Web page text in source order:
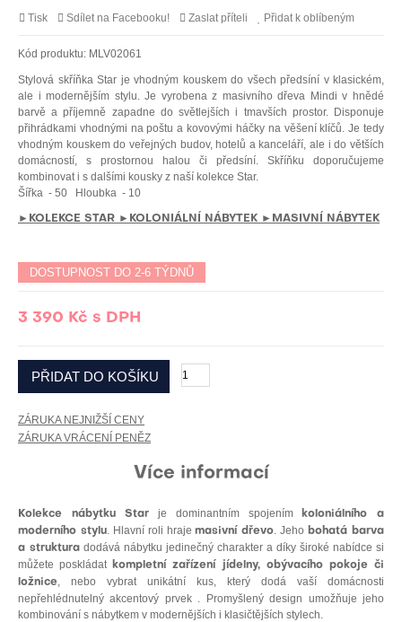
Tisk Sdílet na Facebooku! Zaslat příteli Přidat k oblíbeným
Kód produktu: MLV02061
Stylová skříňka Star je vhodným kouskem do všech předsíní v klasickém,
ale i modernějším stylu. Je vyrobena z masivního dřeva Mindi v hnědé
barvě a příjemně zapadne do světlejších i tmavších prostor. Disponuje
přihrádkami vhodnými na poštu a kovovými háčky na věšení klíčů. Je tedy
vhodným kouskem do veřejných budov, hotelů a kanceláří, ale i do větších
domácností, s prostornou halou či předsíní. Skříňku doporučujeme
kombinovat i s dalšími kousky z naší kolekce Star.
Šířka - 50 Hloubka - 10
►KOLEKCE STAR ►KOLONIÁLNÍ NÁBYTEK ►MASIVNÍ NÁBYTEK
DOSTUPNOST DO 2-6 TÝDNŮ
3 390 Kč s DPH
ZÁRUKA NEJNIŽŠÍ CENY
ZÁRUKA VRÁCENÍ PENĚZ
Více informací
Kolekce nábytku Star je dominantním spojením
koloniálního a
moderního stylu. Hlavní roli hrajemasivní dřevo. Jeho bohatá barva
a struktura dodává nábytku jedinečný charakter a díky široké nabídce si
můžete poskládat kompletní zařízení jídelny, obývacího pokoje či
ložnice, nebo vybrat unikátní kus, který dodá vaší domácnosti
nepřehlédnutelný akcentový prvek . Promyšlený design umožňuje jeho
kombinování s nábytkem v modernějších i klasičtějších stylech.